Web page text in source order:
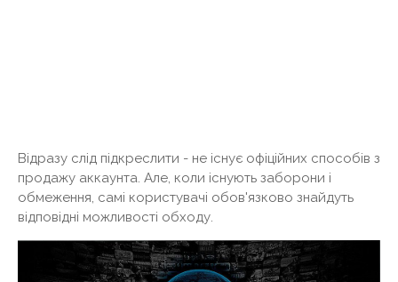
Відразу слід підкреслити - не існує офіційних способів з
продажу аккаунта. Але, коли існують заборони і
обмеження, самі користувачі обов'язково знайдуть
відповідні можливості обходу.